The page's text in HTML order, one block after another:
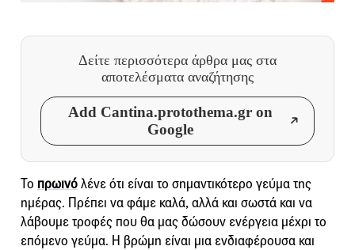
Δείτε περισσότερα άρθρα μας στα
αποτελέσματα αναζήτησης
Add Cantina.protothema.gr on
Google
Το πρωινόλένε ότι είναι το σημαντικότερο γεύμα της
ημέρας. Πρέπει να φάμε καλά, αλλά και σωστά και να
λάβουμε τροφές που θα μας δώσουν ενέργεια μέχρι το
επόμενο γεύμα. Η βρώμη είναι μια ενδιαφέρουσα και